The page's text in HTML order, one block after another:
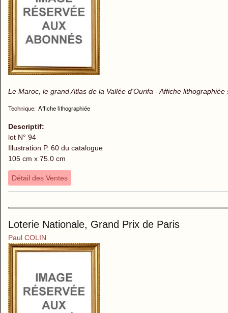
Le Maroc, le grand Atlas de la Vallée d'Ourifa - Affiche lithographiée
Technique: Affiche lithographiée
Descriptif:
lot N° 94
Illustration P. 60 du catalogue
105 cm x 75.0 cm
Détail des Ventes
Loterie Nationale, Grand Prix de Paris
Paul COLIN